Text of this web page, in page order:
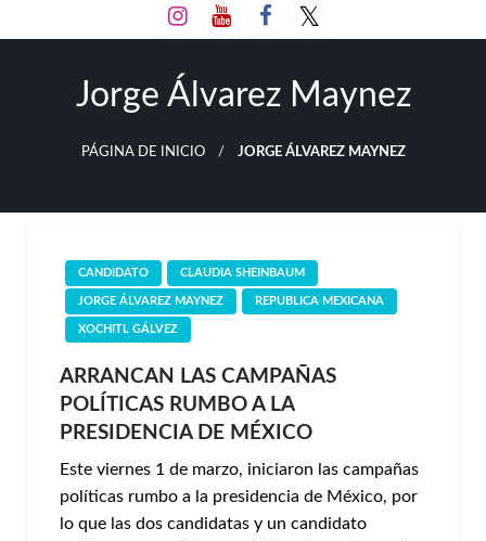
al
Jorge Álvarez Maynez
PÁGINA DE INICIO JORGE ÁLVAREZ MAYNEZ
CANDIDATO CLAUDIA SHEINBAUM
JORGE ÁLVAREZ MAYNEZ REPUBLICA MEXICANA
XOCHITL GÁLVEZ
ARRANCAN LAS CAMPAÑAS
POLÍTICAS RUMBO A LA
PRESIDENCIA DE MÉXICO
Este viernes 1 de marzo, iniciaron las campañas
políticas rumbo a la presidencia de México, por
lo que las dos candidatas y un candidato